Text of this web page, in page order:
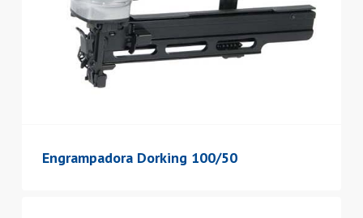
Engrampadora Dorking 100/50